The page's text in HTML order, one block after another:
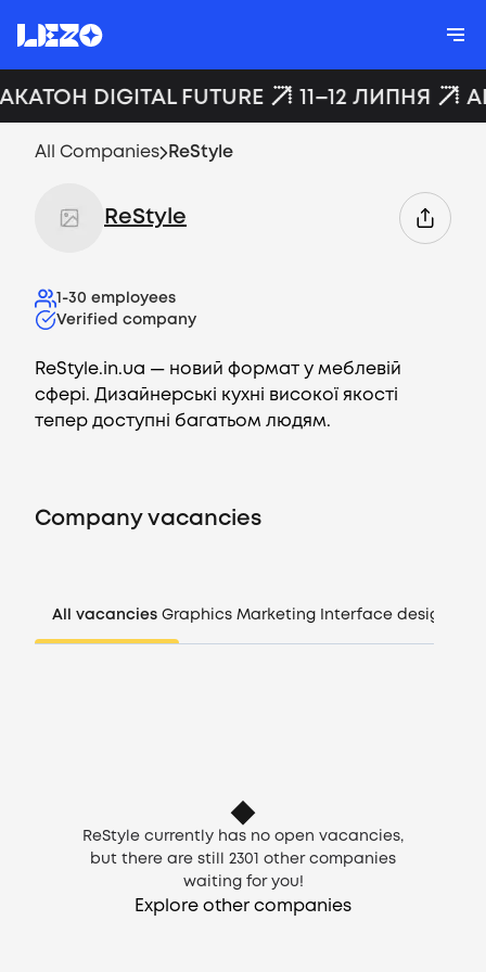
CV generator
DIGITAL FUTURE 11–12 ЛИПНЯ
All Companies ReStyle
ReStyle
1-30 employees
Verified company
ReStyle.in.ua — новий формат у меблевій
сфері. Дизайнерські кухні високої якості
тепер доступні багатьом людям.
Company vacancies
All vacancies Graphics Marketing Interface design
ReStyle currently has no open vacancies,
but there are still
2301
other companies
waiting for you!
Explore other companies